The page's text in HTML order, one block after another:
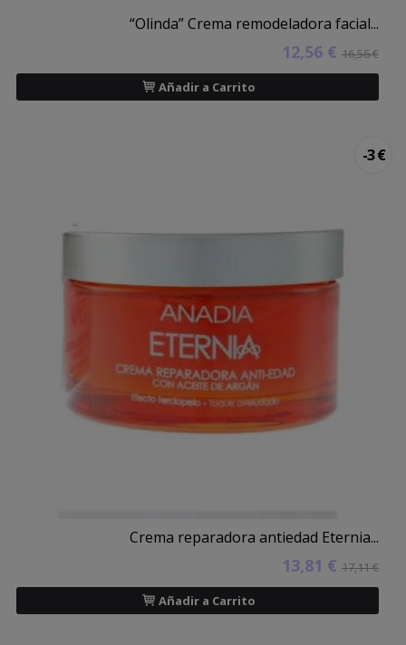
“Olinda” Crema remodeladora facial...
12,56 € 16,56 €
Añadir a Carrito
-3 €
Crema reparadora antiedad Eternia...
13,81 € 17,11 €
Añadir a Carrito